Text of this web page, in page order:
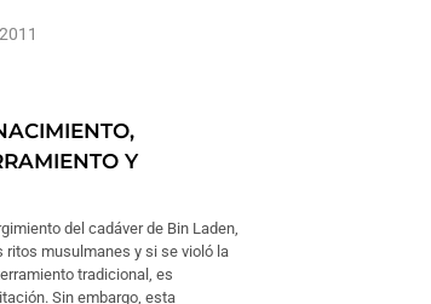
Y
del cadáver de Bin Laden,
ritos musulmanes y si se violó la
tradicional, es
Sin embargo, esta